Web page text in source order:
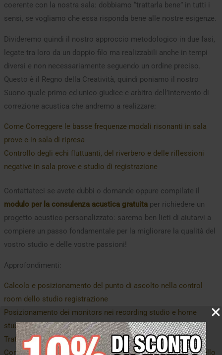
coerente con la nostra sala: dobbiamo “trattarla bene” in tutti i
sensi, se vogliamo che essa risponda bene alle nostre esigenze.
Divideremo quindi il nostro approccio metodologico in due fasi,
legate tra loro da un doppio filo ma realizzabili anche in tempi
diversi e non necessariamente seguendo un ordine preciso.
Questo è il Regno della Creatività, quindi poniamo il nostro
Suono quale primo ed unico giudice e arbitro dell’intervento di
correzione acustica che andremo a realizzare:
Come Correggere le basse frequenze modali risonanti in sala
prove e in sala di ripresa
Controllo degli echi fluttuanti, del riverbero e delle riflessioni
negative in sala prove e studio di registrazione
Contattateci se avete dubbi o domande oppure compilate il
modulo per la consulenza acustica gratuitaper richiedere un
progetto acustico personalizzato: saremo ben lieti di aiutarvi a
compiere un passo fondamentale per la migliorare la qualità del
vostro studio e delle vostre passioni!
Approfondimenti:
Calcolo e posizionamento del punto di ascolto nella control
room dello studio registrazione
Posizionamento dei monitors nei recording studio e home
studio
Trattamento delle riflessioni primarie in regia di mix
Come trovare le riflessioni primarie in studio con la regola dello